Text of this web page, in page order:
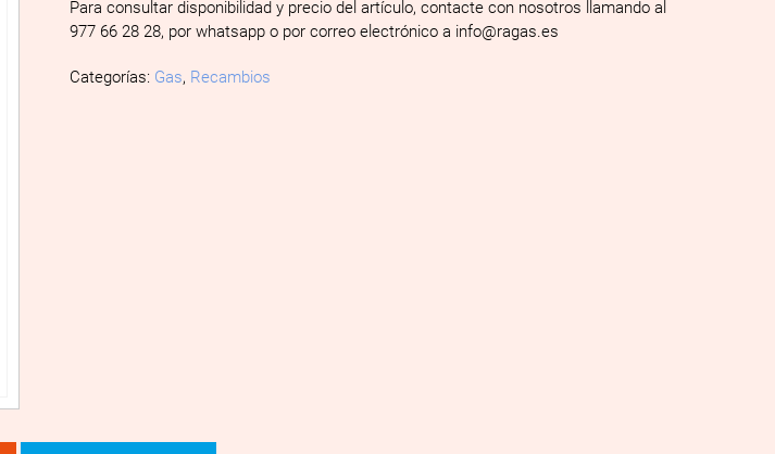
Para consultar disponibilidad y precio del artículo, contacte con nosotros llamando al
977 66 28 28, por whatsapp o por correo electrónico a info@ragas.es
Categorías: Gas, Recambios